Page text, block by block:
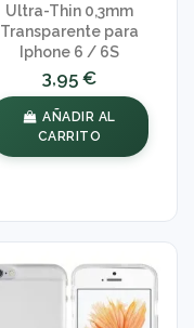
Ultra-Thin 0,3mm
Transparente para
Iphone 6 / 6S
3,95 €
AÑADIR AL
CARRITO